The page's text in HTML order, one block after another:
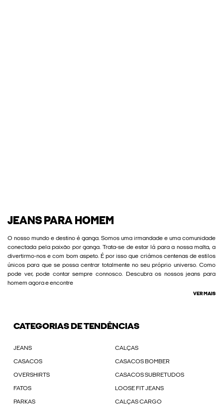
JEANS PARA HOMEM
O nosso mundo e destino é ganga. Somos uma irmandade e uma comunidade
conectada pela paixão por ganga. Trata-se de estar lá para a nossa malta, a
divertirmo-nos e com bom aspeto. É por isso que criámos centenas de estilos
únicos para que se possa centrar totalmente no seu próprio universo. Como
pode ver, pode contar sempre connosco. Descubra os nossos jeans para
homem agora e encontre
VER MAIS
CATEGORIAS DE TENDÊNCIAS
JEANS CALÇAS
CASACOS CASACOS BOMBER
OVERSHIRTS CASACOS SUBRETUDOS
FATOS LOOSE FIT JEANS
PARKAS CALÇAS CARGO